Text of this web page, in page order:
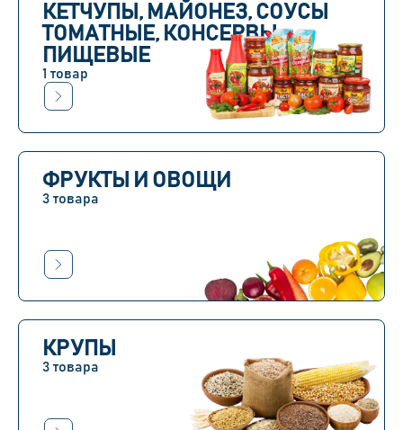
КЕТЧУПЫ, МАЙОНЕЗ, СОУСЫ
ТОМАТНЫЕ, КОНСЕРВЫ
ПИЩЕВЫЕ
1 товар
ФРУКТЫ И ОВОЩИ
3 товара
КРУПЫ
3 товара